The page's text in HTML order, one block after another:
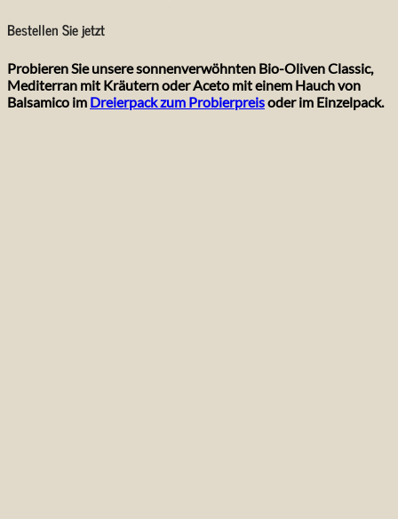
Bestellen Sie jetzt
Probieren Sie unsere sonnenverwöhnten Bio-Oliven Classic,
Mediterran mit Kräutern oder Aceto mit einem Hauch von
Balsamico im Dreierpack zum Probierpreisoder im Einzelpack.